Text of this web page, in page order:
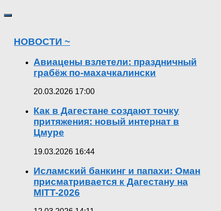
НОВОСТИ ~
Авиацены взлетели: праздничный
грабёж по-махачкалински
20.03.2026 17:00
Как в Дагестане создают точку
притяжения: новый интернат в
Цмуре
19.03.2026 16:44
Исламский банкинг и папахи: Оман
присматривается к Дагестану на
MITT-2026